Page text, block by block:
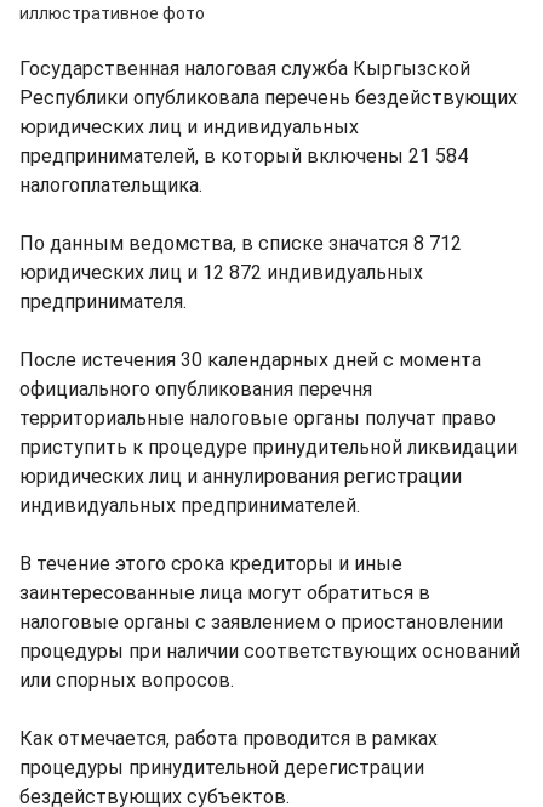
иллюстративное фото
Государственная налоговая служба Кыргызской
Республики опубликовала перечень бездействующих
юридических лиц и индивидуальных
предпринимателей, в который включены 21 584
налогоплательщика.
По данным ведомства, в списке значатся 8 712
юридических лиц и 12 872 индивидуальных
предпринимателя.
После истечения 30 календарных дней с момента
официального опубликования перечня
территориальные налоговые органы получат право
приступить к процедуре принудительной ликвидации
юридических лиц и аннулирования регистрации
индивидуальных предпринимателей.
В течение этого срока кредиторы и иные
заинтересованные лица могут обратиться в
налоговые органы с заявлением о приостановлении
процедуры при наличии соответствующих оснований
или спорных вопросов.
Как отмечается, работа проводится в рамках
процедуры принудительной дерегистрации
бездействующих субъектов.